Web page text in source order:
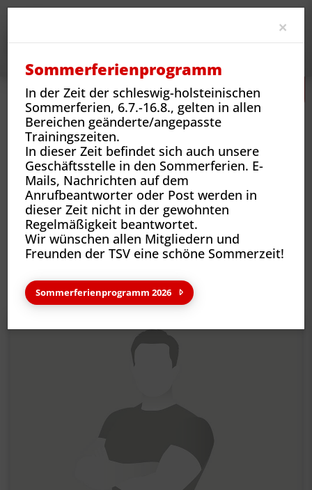
Sportarten Sportangebote und Abteilungen
Ansprechpartner*innen
Deine Ansprechpartner*innen
×
Sommerferienprogramm
In der Zeit der schleswig-holsteinischen
Sommerferien, 6.7.-16.8., gelten in allen
Bereichen geänderte/angepasste
Trainingszeiten.
In dieser Zeit befindet sich auch unsere
Geschäftsstelle in den Sommerferien. E-
Mails, Nachrichten auf dem
Anrufbeantworter oder Post werden in
dieser Zeit nicht in der gewohnten
Regelmäßigkeit beantwortet.
Wir wünschen allen Mitgliedern und
Freunden der TSV eine schöne Sommerzeit!
Sommerferienprogramm 2026